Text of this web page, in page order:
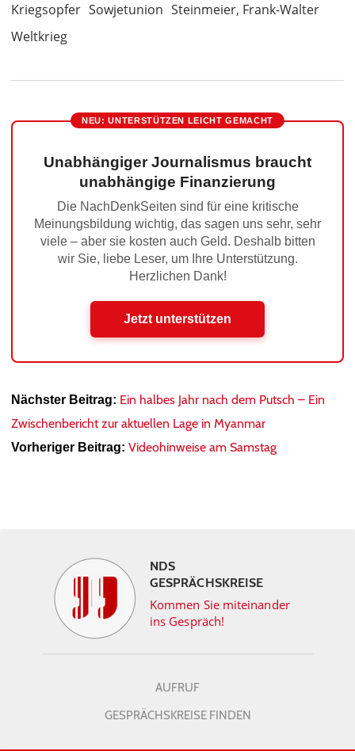
Kriegsopfer Sowjetunion Steinmeier, Frank-Walter
Weltkrieg
NEU: UNTERSTÜTZEN LEICHT GEMACHT
Unabhängiger Journalismus braucht
unabhängige Finanzierung
Die NachDenkSeiten sind für eine kritische
Meinungsbildung wichtig, das sagen uns sehr, sehr
viele – aber sie kosten auch Geld. Deshalb bitten
wir Sie, liebe Leser, um Ihre Unterstützung.
Herzlichen Dank!
Jetzt unterstützen
Nächster Beitrag: Ein halbes Jahr nach dem Putsch – Ein
Zwischenbericht zur aktuellen Lage in Myanmar
Vorheriger Beitrag: Videohinweise am Samstag
NDS
GESPRÄCHSKREISE
Kommen Sie miteinander
ins Gespräch!
AUFRUF
GESPRÄCHSKREISE FINDEN